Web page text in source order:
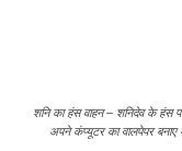
शनि का हंस वाहन – शनिदेव के हंस
अपने कंप्यूटर का वालपेपर